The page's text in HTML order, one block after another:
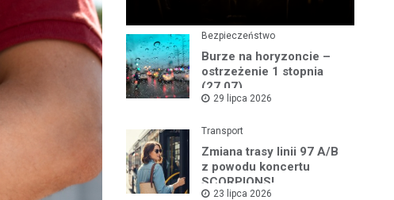
Bezpieczeństwo
Burze na horyzoncie –
ostrzeżenie 1 stopnia
(27.07)
29 lipca 2026
Transport
Zmiana trasy linii 97 A/B
z powodu koncertu
SCORPIONS!
23 lipca 2026